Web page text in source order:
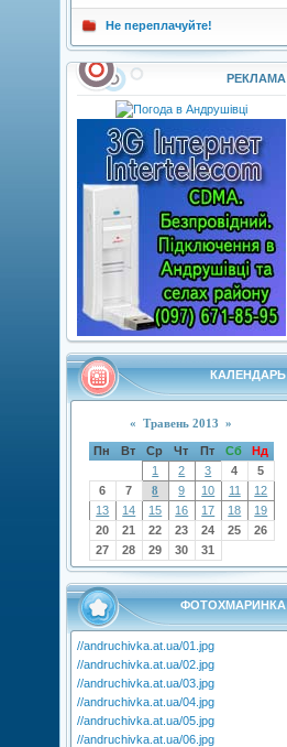
Не переплачуйте!
РЕКЛАМА
КАЛЕНДАРЬ
« Травень 2013 »
Пн Вт Ср Чт Пт Сб
Нд
1
2 3 4
5
6
7 8 9 10 11
12
13
14 15 16 17 18
19
20
21 22 23 24 25
26
27
28 29 30 31
ФОТОХМАРИНКА
//andruchivka.at.ua/01.jpg
//andruchivka.at.ua/02.jpg
//andruchivka.at.ua/03.jpg
//andruchivka.at.ua/04.jpg
//andruchivka.at.ua/05.jpg
//andruchivka.at.ua/06.jpg